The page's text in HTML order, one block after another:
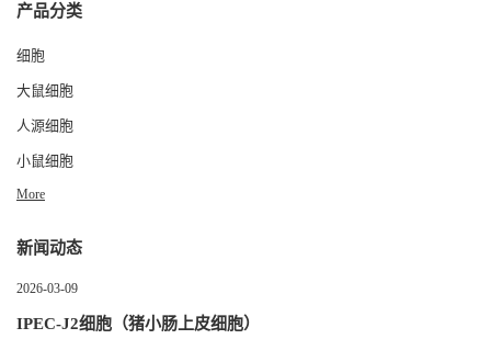
产品分类
细胞
大鼠细胞
人源细胞
小鼠细胞
More
新闻动态
2026-03-09
IPEC-J2细胞（猪小肠上皮细胞）